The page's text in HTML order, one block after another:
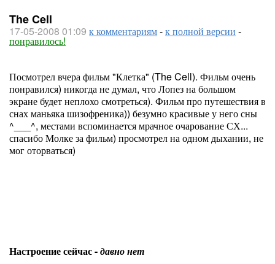
The Cell
17-05-2008 01:09 к комментариям-к полной версии -
понравилось!
Посмотрел вчера фильм "Клетка" (The Cell). Фильм очень
понравился) никогда не думал, что Лопез на большом
экране будет неплохо смотреться). Фильм про путешествия в
снах маньяка шизофреника)) безумно красивые у него сны
^___^, местами вспоминается мрачное очарование СХ...
спасибо Молке за фильм) просмотрел на одном дыхании, не
мог оторваться)
Настроение сейчас -давно нет